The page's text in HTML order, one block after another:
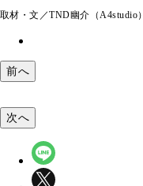
取材・文／TND幽介（A4studio）
前へ
次へ